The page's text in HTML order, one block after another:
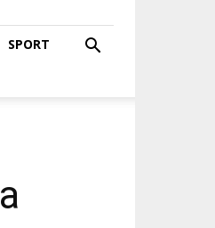
SPORT